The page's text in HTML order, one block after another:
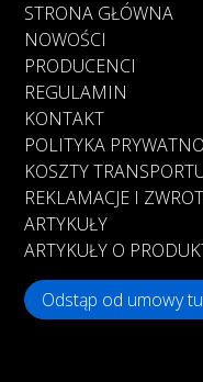
STRONA GŁÓWNA
NOWOŚCI
PRODUCENCI
REGULAMIN
KONTAKT
POLITYKA
KOSZTY
REKLAMACJE I
ARTYKUŁY
ARTYKUŁY O
Odstąp od umowy